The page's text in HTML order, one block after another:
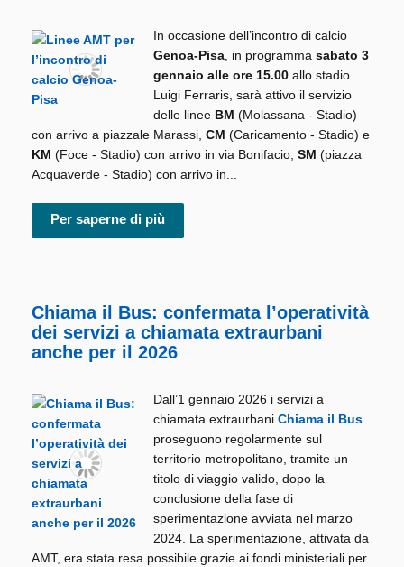
In occasione dell’incontro di calcio
Genoa-Pisa, in programma sabato 3
gennaio alle ore 15.00 allo stadio
Luigi Ferraris, sarà attivo il servizio
delle linee BM (Molassana - Stadio)
con arrivo a piazzale Marassi, CM (Caricamento - Stadio) e
KM (Foce - Stadio) con arrivo in via Bonifacio, SM (piazza
Acquaverde - Stadio) con arrivo in...
Per saperne di più
Chiama il Bus: confermata l’operatività
dei servizi a chiamata extraurbani
anche per il 2026
Dall’1 gennaio 2026 i servizi a
chiamata extraurbani Chiama il Bus
proseguono regolarmente sul
territorio metropolitano, tramite un
titolo di viaggio valido, dopo la
conclusione della fase di
sperimentazione avviata nel marzo
2024. La sperimentazione, attivata da
AMT, era stata resa possibile grazie ai fondi ministeriali per